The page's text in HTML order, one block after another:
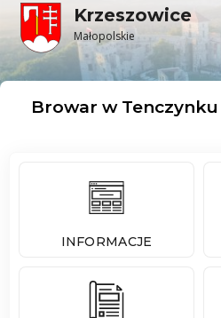
Krzeszowice
Małopolskie
Browar w Tenczynku
INFORMACJE